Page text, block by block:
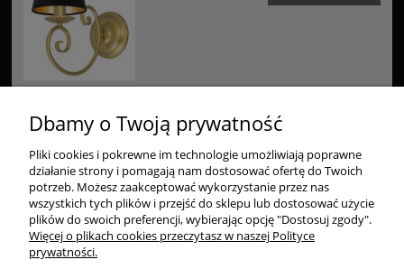
Zakupy
Pomoc
Dbamy o Twoją prywatność
Pliki cookies i pokrewne im technologie umożliwiają poprawne
działanie strony i pomagają nam dostosować ofertę do Twoich
potrzeb. Możesz zaakceptować wykorzystanie przez nas
wszystkich tych plików i przejść do sklepu lub dostosować użycie
plików do swoich preferencji, wybierając opcję "Dostosuj zgody".
Więcej o plikach cookies przeczytasz w naszej Polityce
prywatności.